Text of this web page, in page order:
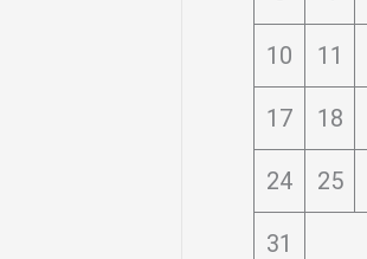
10 11
17 18
24 25
31